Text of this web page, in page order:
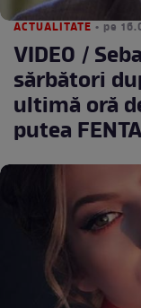
ACTUALITATE • pe
VIDEO /
sărbători
ultimă oră
putea